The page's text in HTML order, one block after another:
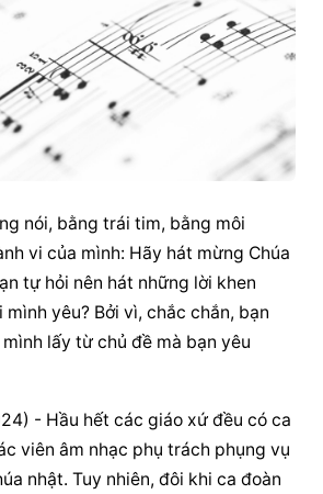
nói, bằng trái tim, bằng môi
vi của mình: Hãy hát mừng Chúa
tự hỏi nên hát những lời khen
yêu? Bởi vì, chắc chắn, bạn
lấy từ chủ đề mà bạn yêu
- Hầu hết các giáo xứ đều có ca
viên âm nhạc phụ trách phụng vụ
nhật. Tuy nhiên, đôi khi ca đoàn